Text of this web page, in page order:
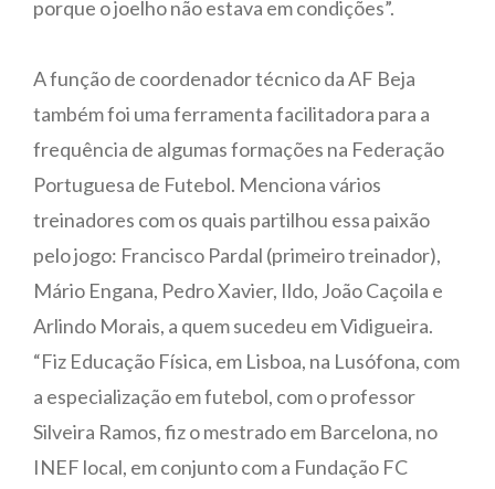
porque o joelho não estava em condições”.
A função de coordenador técnico da AF Beja
também foi uma ferramenta facilitadora para a
frequência de algumas formações na Federação
Portuguesa de Futebol. Menciona vários
treinadores com os quais partilhou essa paixão
pelo jogo: Francisco Pardal (primeiro treinador),
Mário Engana, Pedro Xavier, Ildo, João Caçoila e
Arlindo Morais, a quem sucedeu em Vidigueira.
“Fiz Educação Física, em Lisboa, na Lusófona, com
a especialização em futebol, com o professor
Silveira Ramos, fiz o mestrado em Barcelona, no
INEF local, em conjunto com a Fundação FC